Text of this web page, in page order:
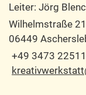
Leiter: Jörg
Wilhelmstraße
06449
+49 3473